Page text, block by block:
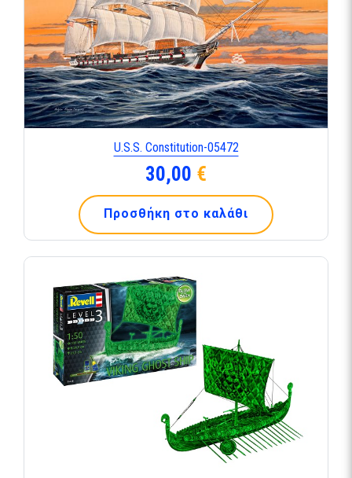
U.S.S. Constitution-05472
30,00 €
Προσθήκη στο καλάθι